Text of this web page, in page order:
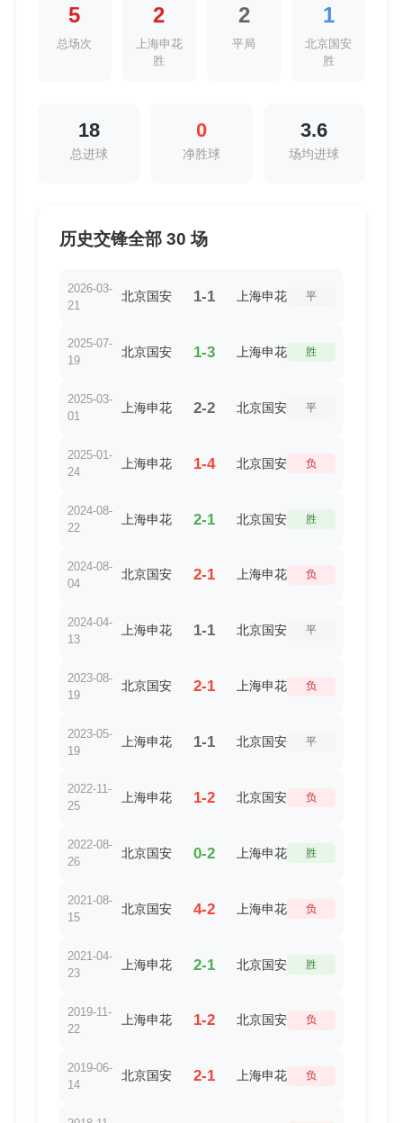
5
总场次
2
上海申花
胜
2
平局
1
北京国安
胜
18
总进球
0
净胜球
3.6
场均进球
历史交锋全部 30 场
2026-03-
21
北京国安 1-1 上海申花 平
2025-07-
19
北京国安 1-3 上海申花 胜
2025-03-
01
上海申花 2-2 北京国安 平
2025-01-
24
上海申花 1-4 北京国安 负
2024-08-
22
上海申花 2-1 北京国安 胜
2024-08-
04
北京国安 2-1 上海申花 负
2024-04-
13
上海申花 1-1 北京国安 平
2023-08-
19
北京国安 2-1 上海申花 负
2023-05-
19
上海申花 1-1 北京国安 平
2022-11-
25
上海申花 1-2 北京国安 负
2022-08-
26
北京国安 0-2 上海申花 胜
2021-08-
15
北京国安 4-2 上海申花 负
2021-04-
23
上海申花 2-1 北京国安 胜
2019-11-
22
上海申花 1-2 北京国安 负
2019-06-
14
北京国安 2-1 上海申花 负